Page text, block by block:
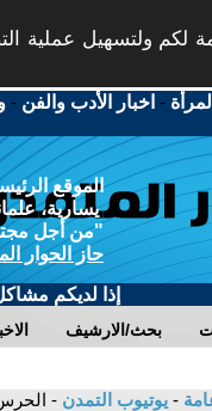
لكم ولتسهيل عملية
- اخبار الأدب والفن -
الموقع
يسارية،
"من أجل
حاز الحوار
إذا لديكم
بحث/الارشيف
- يوتيوب التمدن - الحرس